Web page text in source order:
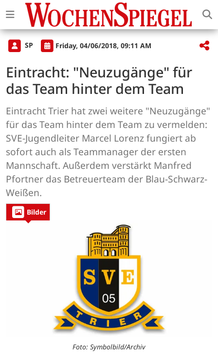
SP Friday, 04/06/2018, 09:11 AM
Eintracht: "Neuzugänge" für
das Team hinter dem Team
Eintracht Trier hat zwei weitere "Neuzugänge"
für das Team hinter dem Team zu vermelden:
SVE-Jugendleiter Marcel Lorenz fungiert ab
sofort auch als Teammanager der ersten
Mannschaft. Außerdem verstärkt Manfred
Pfortner das Betreuerteam der Blau-Schwarz-
Weißen.
Bilder
Foto: Symbolbild/Archiv